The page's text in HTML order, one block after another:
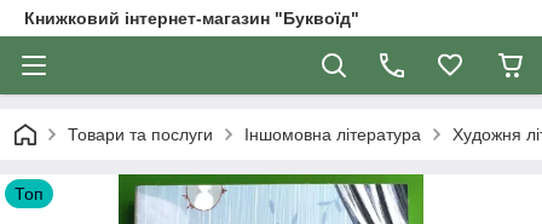
Книжковий інтернет-магазин "Буквоїд"
Товари та послуги Іншомовна література Художня
Топ